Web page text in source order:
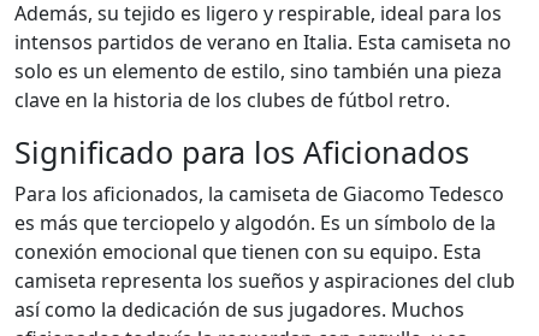
Además, su tejido es ligero y respirable, ideal para los
intensos partidos de verano en Italia. Esta camiseta no
solo es un elemento de estilo, sino también una pieza
clave en la historia de los clubes de fútbol retro.
Significado para los Aficionados
Para los aficionados, la camiseta de Giacomo Tedesco
es más que terciopelo y algodón. Es un símbolo de la
conexión emocional que tienen con su equipo. Esta
camiseta representa los sueños y aspiraciones del club
así como la dedicación de sus jugadores. Muchos